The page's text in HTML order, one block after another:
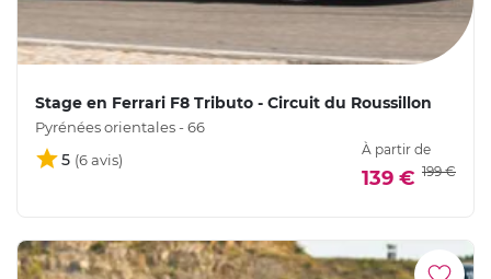
Stage en Ferrari F8 Tributo - Circuit du Roussillon
Pyrénées orientales - 66
5
À partir de
139 € 199 €